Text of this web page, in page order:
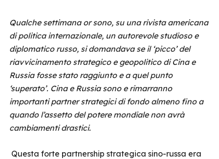
Qualche settimana or sono, su una rivista americana
di politica internazionale, un autorevole studioso e
diplomatico russo, si domandava se il ‘picco’ del
riavvicinamento strategico e geopolitico di Cina e
Russia fosse stato raggiunto e a quel punto
‘superato’. Cina e Russia sono e rimarranno
importanti partner strategici di fondo almeno fino a
quando l’assetto del potere mondiale non avrà
cambiamenti drastici.
Questa forte partnership strategica sino-russa era